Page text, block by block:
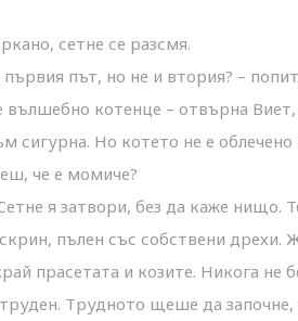
сетне се разсмя.
път, но не и втория? –
вълшебно котенце – отвърна
сигурна. Но котето не е
че е момиче?
я затвори, без да каже нищо.
пълен със собствени
прасетата и козите. Никога не
Трудното щеше да започне,